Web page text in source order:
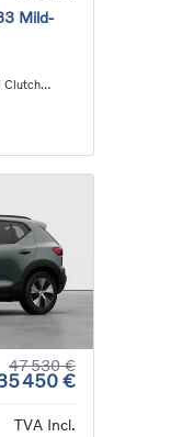
Mild-
Clutch
47 530 €
450 €
TVA Incl.